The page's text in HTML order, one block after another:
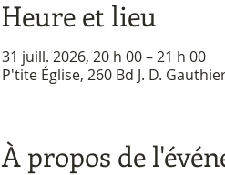
Heure et lieu
31 juill. 2026, 20 h 00 – 21 h 00
P'tite Église, 260 Bd J. D.
À propos de